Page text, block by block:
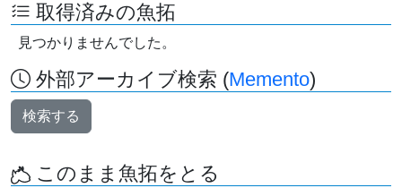
取得済みの魚拓
見つかりませんでした。
外部アーカイブ検索 (Memento)
検索する
このまま魚拓をとる